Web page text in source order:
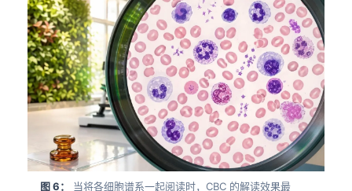
图 6：
当将各细胞谱系一起阅读时，CBC 的解读效果最